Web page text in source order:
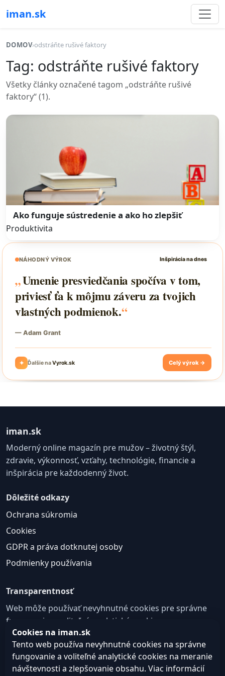
iman.sk
DOMOV›odstráňte rušivé faktory
Tag: odstráňte rušivé faktory
Všetky články označené tagom „odstráňte rušivé
faktory“ (1).
Ako funguje sústredenie a ako ho zlepšiť
Produktivita
iman.sk
Moderný online magazín pre mužov – životný štýl,
zdravie, výkonnosť, vzťahy, technológie, financie a
inšpirácia pre každodenný život.
Dôležité odkazy
Ochrana súkromia
Cookies
GDPR a práva dotknutej osoby
Podmienky používania
Transparentnosť
Web môže používať nevyhnutné cookies pre správne
fungovanie a voliteľné analytické cookies na
zlepšovanie obsahu a používateľskej skúsenosti.
Nastavenie cookies
Cookies na iman.sk
Tento web používa nevyhnutné cookies na správne
fungovanie a voliteľné analytické cookies na meranie
návštevnosti a zlepšovanie obsahu. Viac informácií